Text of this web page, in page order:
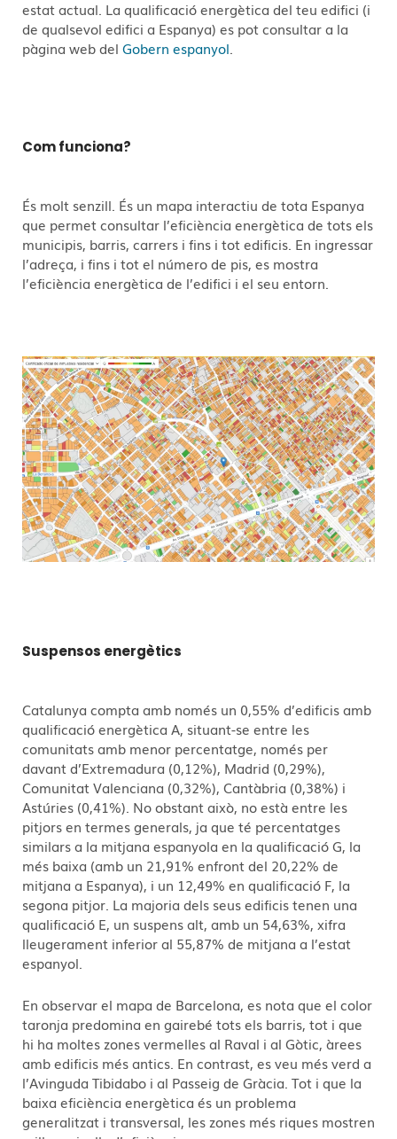
estat actual. La qualificació energètica del teu edifici (i
de qualsevol edifici a Espanya) es pot consultar a la
pàgina web del Gobern espanyol
Com funciona?
És molt senzill. És un mapa interactiu de tota Espanya
que permet consultar l’eficiència energètica de tots els
municipis, barris, carrers i fins i tot edificis. En ingressar
l’adreça, i fins i tot el número de pis, es mostra
l’eficiència energètica de l’edifici i el seu entorn.
Suspensos energètics
Catalunya compta amb només un 0,55% d’edificis amb
qualificació energètica A, situant-se entre les
comunitats amb menor percentatge, només per
davant d’Extremadura (0,12%), Madrid (0,29%),
Comunitat Valenciana (0,32%), Cantàbria (0,38%) i
Astúries (0,41%). No obstant això, no està entre les
pitjors en termes generals, ja que té percentatges
similars a la mitjana espanyola en la qualificació G, la
més baixa (amb un 21,91% enfront del 20,22% de
mitjana a Espanya), i un 12,49% en qualificació F, la
segona pitjor. La majoria dels seus edificis tenen una
qualificació E, un suspens alt, amb un 54,63%, xifra
lleugerament inferior al 55,87% de mitjana a l’estat
espanyol.
En observar el mapa de Barcelona, es nota que el color
taronja predomina en gairebé tots els barris, tot i que
hi ha moltes zones vermelles al Raval i al Gòtic, àrees
amb edificis més antics. En contrast, es veu més verd a
l’Avinguda Tibidabo i al Passeig de Gràcia. Tot i que la
baixa eficiència energètica és un problema
generalitzat i transversal, les zones més riques mostren